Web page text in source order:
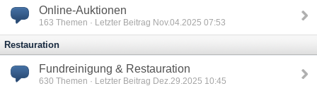
Online-Auktionen
163 Themen · Letzter Beitrag Nov.04.2025 07:53
Restauration
Fundreinigung & Restauration
630 Themen · Letzter Beitrag Dez.29.2025 10:45